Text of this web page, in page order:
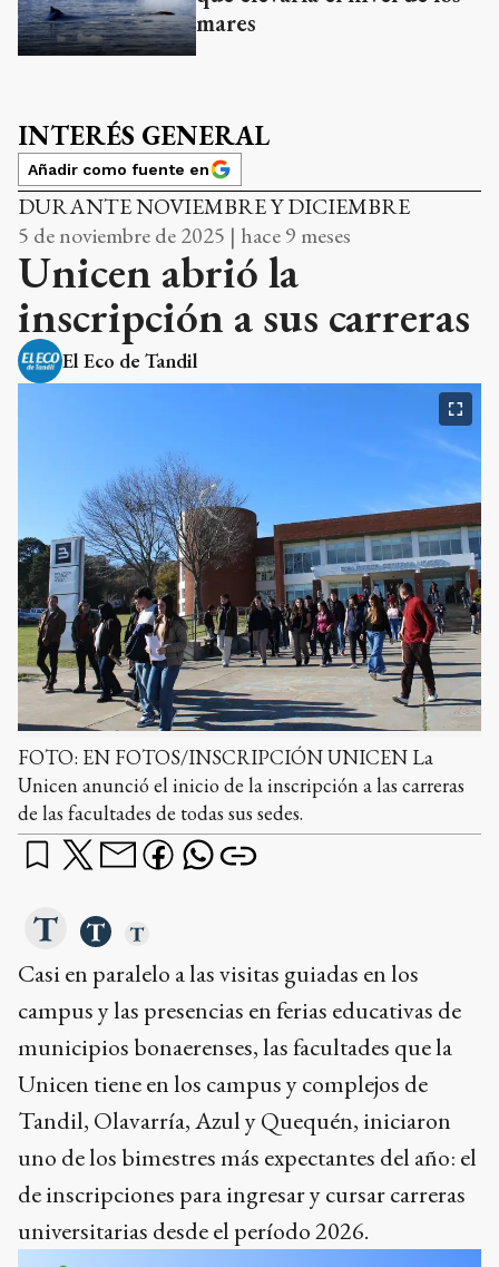
mares
INTERÉS GENERAL
Añadir como fuente en
DURANTE NOVIEMBRE Y DICIEMBRE
5 de noviembre de 2025 | hace 9 meses
Unicen abrió la
inscripción a sus carreras
El Eco de Tandil
FOTO: EN FOTOS/INSCRIPCIÓN UNICEN La
Unicen anunció el inicio de la inscripción a las carreras
de las facultades de todas sus sedes.
Casi en paralelo a las visitas guiadas en los
campus y las presencias en ferias educativas de
municipios bonaerenses, las facultades que la
Unicen tiene en los campus y complejos de
Tandil, Olavarría, Azul y Quequén, iniciaron
uno de los bimestres más expectantes del año: el
de inscripciones para ingresar y cursar carreras
universitarias desde el período 2026.